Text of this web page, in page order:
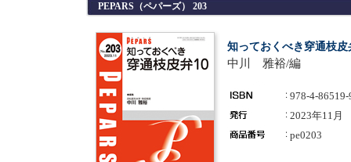
PEPARS（ペパーズ） 203
知っておくべき穿通枝皮
中川 雅裕/編
978-4-
2023年11月
pe0203